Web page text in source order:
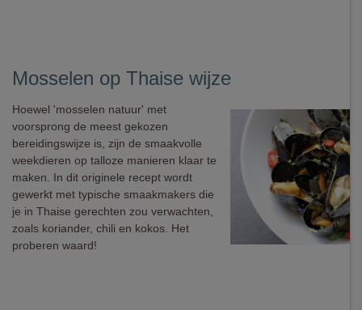
Mosselen op Thaise wijze
Hoewel 'mosselen natuur' met
voorsprong de meest gekozen
bereidingswijze is, zijn de smaakvolle
weekdieren op talloze manieren klaar te
maken. In dit originele recept wordt
gewerkt met typische smaakmakers die
je in Thaise gerechten zou verwachten,
zoals koriander, chili en kokos. Het
proberen waard!